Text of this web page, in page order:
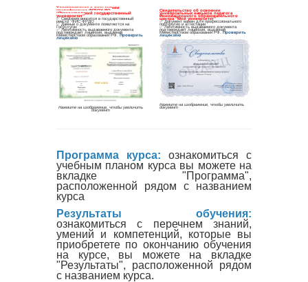
Программа курса: ознакомиться с
учебным планом курса вы можете на
вкладке "Программа",
расположенной рядом с названием
курса
Результаты обучения:
ознакомиться с перечнем знаний,
умений и компетенций, которые вы
приобретете по окончанию обучения
на курсе, вы можете на вкладке
"Результаты", расположенной рядом
с названием курса.